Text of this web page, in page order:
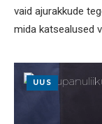
vaid ajurakkude
mida katsealused
UUS